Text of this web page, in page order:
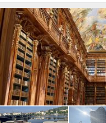
ク
ナ
ー
・
ホ
ラ
ク
ロ